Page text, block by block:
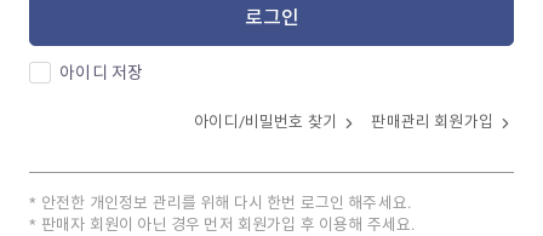
로그인
아이디 저장
아이디/비밀번호 찾기 판매관리 회원가입
안전한 개인정보 관리를 위해 다시 한번 로그인 해주세요.
판매자 회원이 아닌 경우 먼저 회원가입 후 이용해 주세요.